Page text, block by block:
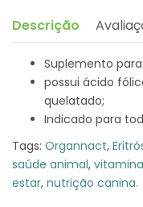
Descrição
Suplemento
possui ácido
quelatado;
Indicado para
Tags: Organnact,
saúde animal,
estar, nutrição canina.